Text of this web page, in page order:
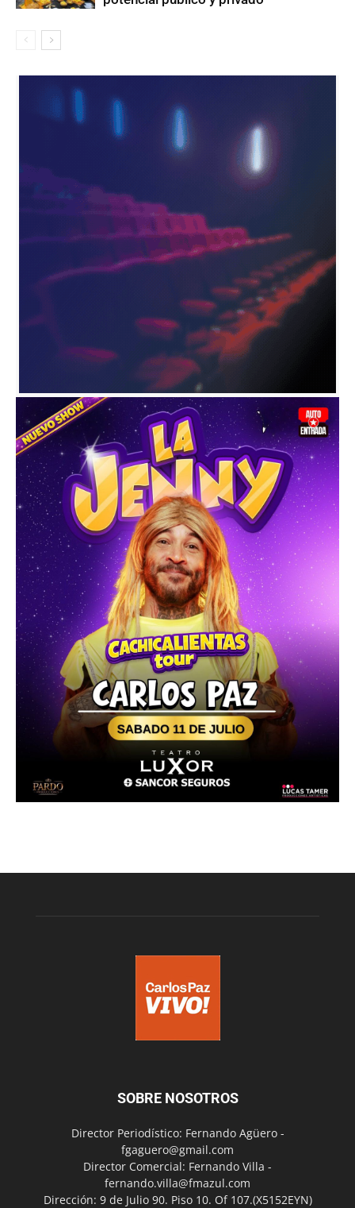
SOBRE NOSOTROS
Director Periodístico: Fernando Agüero -
fgaguero@gmail.com
Director Comercial: Fernando Villa -
fernando.villa@fmazul.com
Dirección: 9 de Julio 90. Piso 10. Of 107.(X5152EYN)